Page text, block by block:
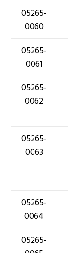
05265-
0060
05265-
0061
05265-
0062
05265-
0063
05265-
0064
05265-